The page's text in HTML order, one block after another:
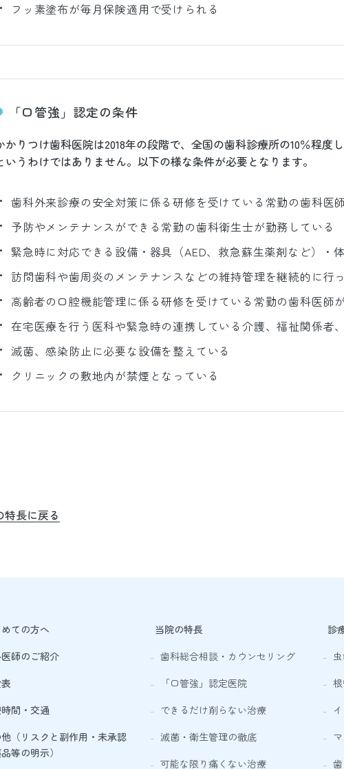
フッ素塗布が毎月保険適用で受けられる
「口管強」認定の条件
かりつけ歯科医院は2018年の段階で、全国の歯科診療所の10％程
いうわけではありません。以下の様な条件が必要となります。
歯科外来診療の安全対策に係る研修を受けている常勤の歯科医
予防やメンテナンスができる常勤の歯科衛生士が勤務している
緊急時に対応できる設備・器具（AED、救急蘇生薬剤など）・
訪問歯科や歯周炎のメンテナンスなどの維持管理を継続的に行
高齢者の口腔機能管理に係る研修を受けている常勤の歯科医師
在宅医療を行う医科や緊急時の連携している介護、福祉関係者
滅菌、感染防止に必要な設備を整えている
クリニックの敷地内が禁煙となっている
特長に戻る
ての方へ
師のご紹介
間・交通
他（リスクと副作用・未承認
等の明示）
当院の特長
歯科総合相談・カウンセリング
「口管強」認定医院
できるだけ削らない治療
滅菌・衛生管理の徹底
可能な限り痛くない治療
診